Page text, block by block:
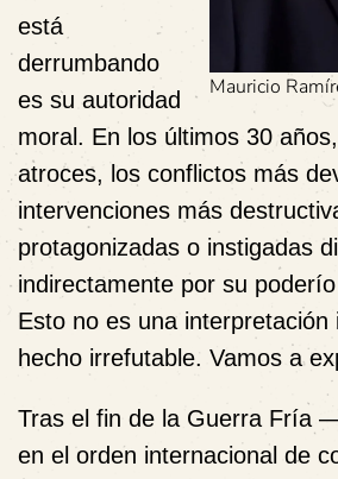
Mauricio
está
derrumbando
es su autoridad
moral. En los últimos 30
atroces, los conflictos más
intervenciones más
protagonizadas o instigadas
indirectamente por su
Esto no es una interpretación
hecho irrefutable. Vamos a
Tras el fin de la Guerra Fría
en el orden internacional de